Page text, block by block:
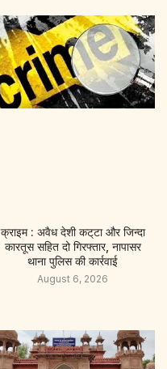
क्राइम : अवैध देशी कट्‌टा और जिन्दा
कारतूस सहित दो गिरफ्तार, नापासर
थाना पुलिस की कार्रवाई
August 6, 2026